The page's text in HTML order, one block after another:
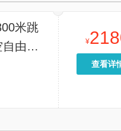
米跳
由落
¥
查看详